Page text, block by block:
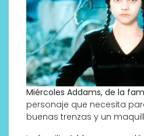
Miércoles Addams, de la
personaje que necesita
buenas trenzas y un